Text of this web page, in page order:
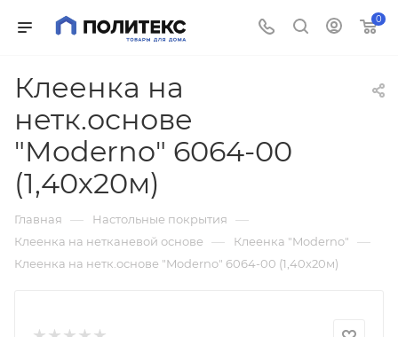
0
Клеенка на
нетк.основе
"Moderno" 6064-00
(1,40х20м)
Главная — Настольные покрытия —
Клеенка на нетканевой основе — Клеенка "Moderno" —
Клеенка на нетк.основе "Moderno" 6064-00 (1,40х20м)